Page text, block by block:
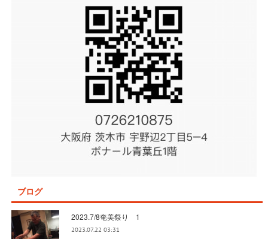
ブログ
2023.7/8奄美祭り 1
2023.07.22 03:31